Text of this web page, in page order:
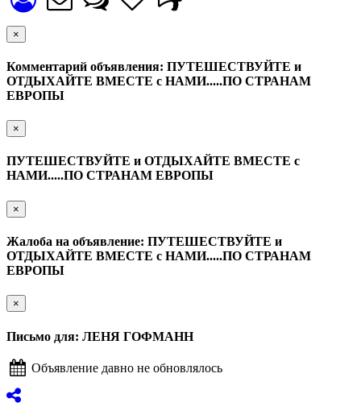
×
Комментарий объявления: ПУТЕШЕСТВУЙТЕ и
ОТДЫХАЙТЕ ВМЕСТЕ с НАМИ.....ПО СТРАНАМ
ЕВРОПЫ
×
ПУТЕШЕСТВУЙТЕ и ОТДЫХАЙТЕ ВМЕСТЕ с
НАМИ.....ПО СТРАНАМ ЕВРОПЫ
×
Жалоба на объявление: ПУТЕШЕСТВУЙТЕ и
ОТДЫХАЙТЕ ВМЕСТЕ с НАМИ.....ПО СТРАНАМ
ЕВРОПЫ
×
Письмо для: ЛЕНЯ ГОФМАНН
Объявление давно не обновлялось